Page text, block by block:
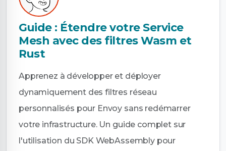
Guide : Étendre votre Service
Mesh avec des filtres Wasm et
Rust
Apprenez à développer et déployer
dynamiquement des filtres réseau
personnalisés pour Envoy sans redémarrer
votre infrastructure. Un guide complet sur
l'utilisation du SDK WebAssembly pour